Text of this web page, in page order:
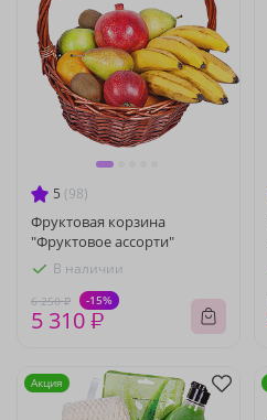
5 (98)
Фруктовая корзина
"Фруктовое ассорти"
В наличии
6 250 ₽ -15%
5 310 ₽
Акция